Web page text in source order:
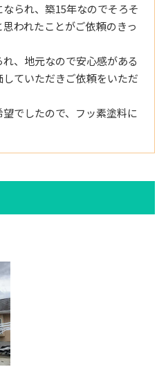
られ、築15年なのでそろそ
われたことがご依頼のきっ
、地元なので安心感がある
ていただきご依頼をいただ
でしたので、フッ素塗料に